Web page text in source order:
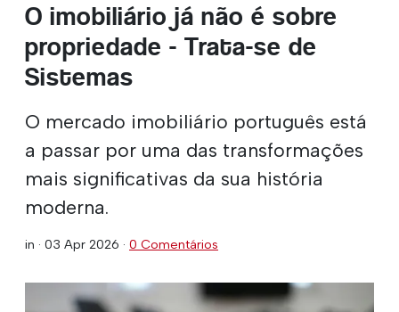
O imobiliário já não é sobre
propriedade - Trata-se de
Sistemas
O mercado imobiliário português está
a passar por uma das transformações
mais significativas da sua história
moderna.
in · 03 Apr 2026 · 0 Comentários